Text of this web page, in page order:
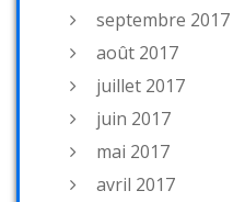
septembre 2017
août 2017
juillet 2017
juin 2017
mai 2017
avril 2017